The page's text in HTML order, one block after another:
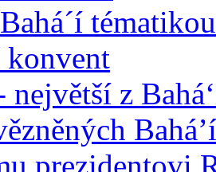
největší z